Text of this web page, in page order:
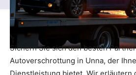
Sichern Sie sich den besten
Autoverschrottung in Unna, der